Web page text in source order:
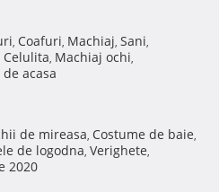
, Coafuri, Machiaj, Sani,
Celulita, Machiaj ochi,
acasa
de mireasa, Costume de baie,
de logodna, Verighete,
2020